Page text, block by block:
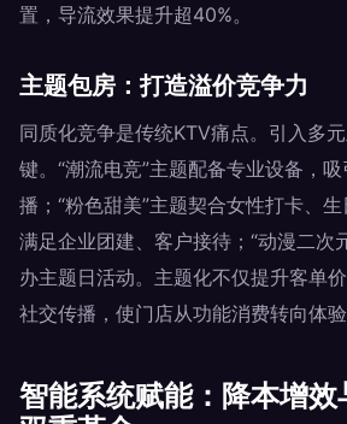
置，导流效果提升超40%。
主题包房：打造溢价竞争力
同质化竞争是传统KTV痛点。引入多
键。“潮流电竞”主题配备专业设备，
播；“粉色甜美”主题契合女性打卡、
满足企业团建、客户接待；“动漫二次
办主题日活动。主题化不仅提升客单
社交传播，使门店从功能消费转向体验
智能系统赋能：降本增效